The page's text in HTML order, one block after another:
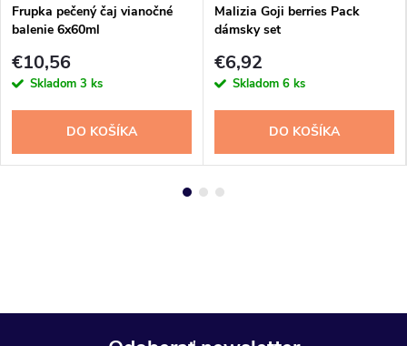
Frupka pečený čaj vianočné
balenie 6x60ml
€10,56
Skladom 3 ks
DO KOŠÍKA
Malizia Goji berries Pack
dámsky set
€6,92
Skladom 6 ks
DO KOŠÍKA